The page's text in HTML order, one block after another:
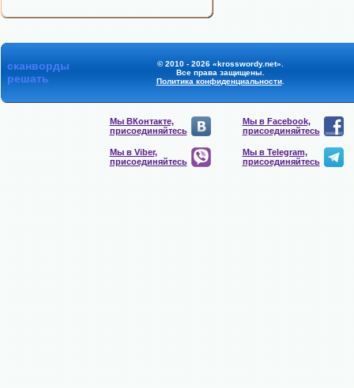
сканворды
решать
© 2010 - 2026 «krosswordy.net».
Все права защищены.
Политика конфиденциальности.
Мы ВКонтакте,
присоединяйтесь
Мы в Facebook,
присоединяйтесь
Мы в Viber,
присоединяйтесь
Мы в Telegram,
присоединяйтесь